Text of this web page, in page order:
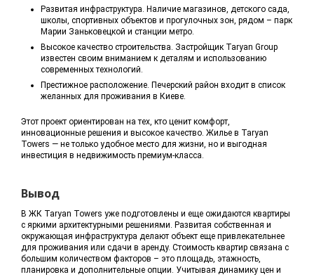
Развитая инфраструктура. Наличие магазинов, детского сада,
школы, спортивных объектов и прогулочных зон, рядом – парк
Марии Заньковецкой и станции метро.
Высокое качество строительства. Застройщик Taryan Group
известен своим вниманием к деталям и использованию
современных технологий.
Престижное расположение. Печерский район входит в список
желанных для проживания в Киеве.
Этот проект ориентирован на тех, кто ценит комфорт,
инновационные решения и высокое качество. Жилье в Taryan
Towers — не только удобное место для жизни, но и выгодная
инвестиция в недвижимость премиум-класса.
Вывод
В ЖК Taryan Towers уже подготовлены и еще ожидаются квартиры
с яркими архитектурными решениями. Развитая собственная и
окружающая инфраструктура делают объект еще привлекательнее
для проживания или сдачи в аренду. Стоимость квартир связана с
большим количеством факторов – это площадь, этажность,
планировка и дополнительные опции. Учитывая динамику цен и